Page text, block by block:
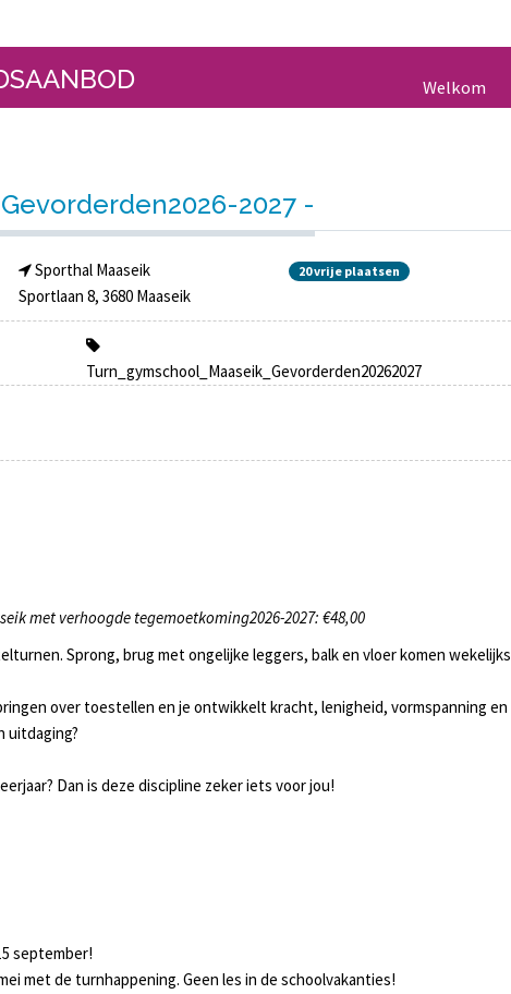
Welkom
2027 -
Sporthal Maaseik
Sportlaan 8, 3680 Maaseik
20 vrije plaatsen
Turn_gymschool_Maaseik_Gevorderden20262027
met verhoogde tegemoetkoming2026-2027: €48,00
Sprong, brug met ongelijke leggers, balk en vloer komen wekelijks
over toestellen en je ontwikkelt kracht, lenigheid, vormspanning en
uitdaging?
Dan is deze discipline zeker iets voor jou!
september!
met de turnhappening. Geen les in de schoolvakanties!